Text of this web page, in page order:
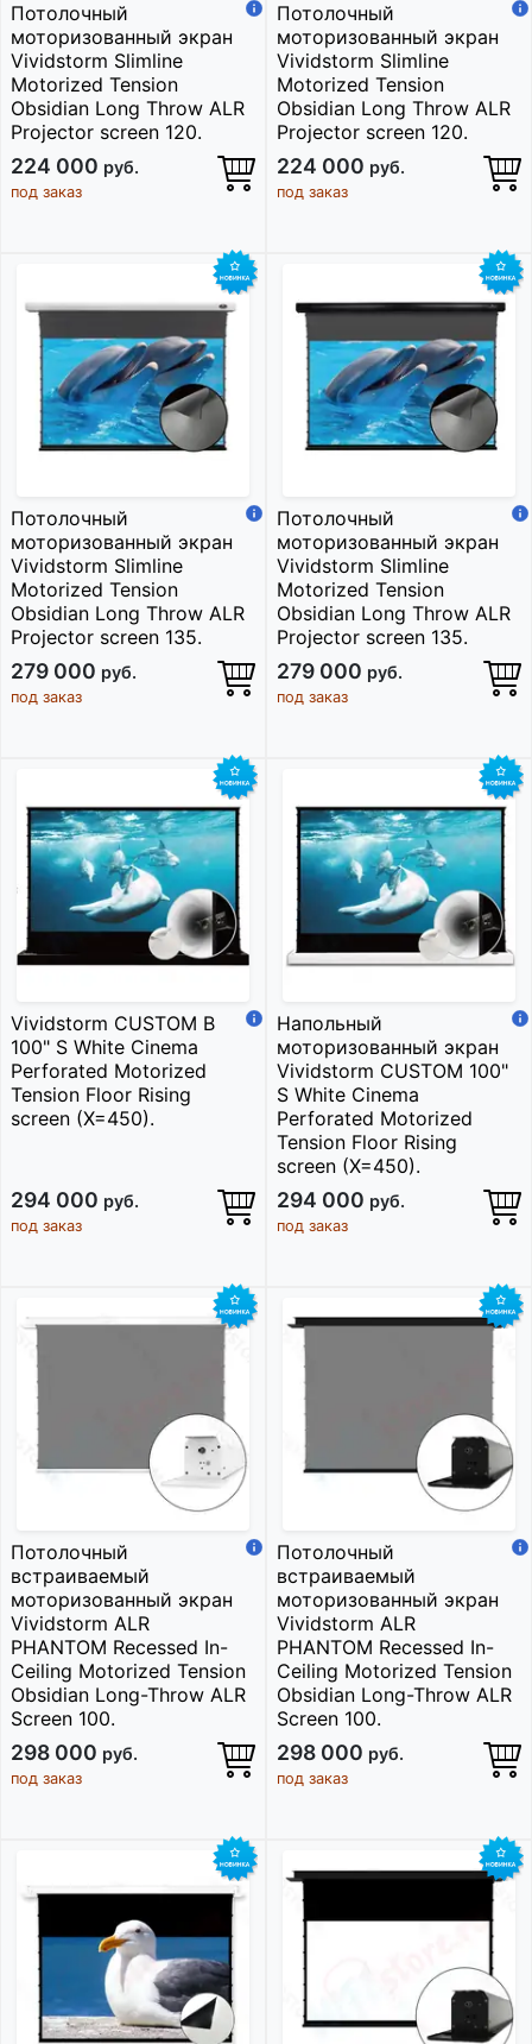
Потолочный
моторизованный экран
Vividstorm Slimline
Motorized Tension
Obsidian Long Throw ALR
Projector screen 120.
224 000 руб.
под заказ
Потолочный
моторизованный экран
Vividstorm Slimline
Motorized Tension
Obsidian Long Throw ALR
Projector screen 120.
224 000 руб.
под заказ
Потолочный
моторизованный экран
Vividstorm Slimline
Motorized Tension
Obsidian Long Throw ALR
Projector screen 135.
279 000 руб.
под заказ
Потолочный
моторизованный экран
Vividstorm Slimline
Motorized Tension
Obsidian Long Throw ALR
Projector screen 135.
279 000 руб.
под заказ
Vividstorm CUSTOM B
100" S White Cinema
Perforated Motorized
Tension Floor Rising
screen (X=450).
294 000 руб.
под заказ
Напольный
моторизованный экран
Vividstorm CUSTOM 100"
S White Cinema
Perforated Motorized
Tension Floor Rising
screen (X=450).
294 000 руб.
под заказ
Потолочный
встраиваемый
моторизованный экран
Vividstorm ALR
PHANTOM Recessed In-
Ceiling Motorized Tension
Obsidian Long-Throw ALR
Screen 100.
298 000 руб.
под заказ
Потолочный
встраиваемый
моторизованный экран
Vividstorm ALR
PHANTOM Recessed In-
Ceiling Motorized Tension
Obsidian Long-Throw ALR
Screen 100.
298 000 руб.
под заказ